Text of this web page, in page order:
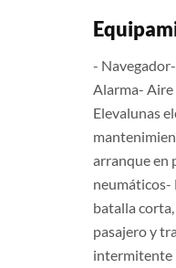
-
Alarma- Aire
Elevalunas
arranque en
neumáticos-
batalla
pasajero y
intermitente